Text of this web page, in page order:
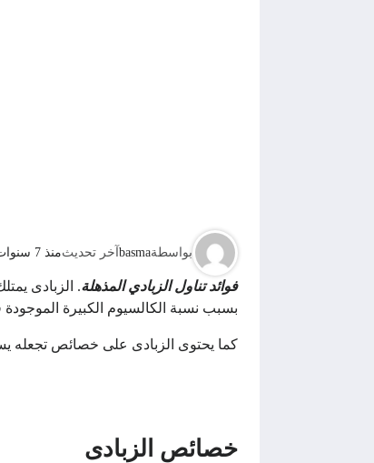
بواسطةbasmaآخر تحديثمنذ 7 سنوات
فوائد تناول الزبادي المذهلة. الزبادى
بسبب نسبة الكالسيوم الكبيرة الموجودة
كما يحتوى الزبادى على خصائص تجعله
خصائص الزبادى